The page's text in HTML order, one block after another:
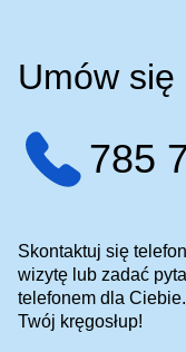
Umów
785
Skontaktuj się
wizytę lub zadać
telefonem dla
Twój kręgosłup!